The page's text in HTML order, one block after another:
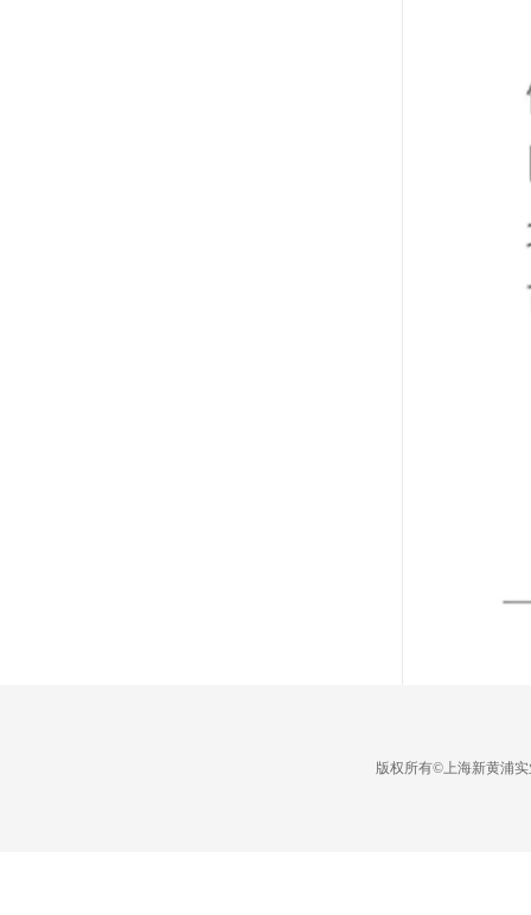
版权所有©上海新黄浦